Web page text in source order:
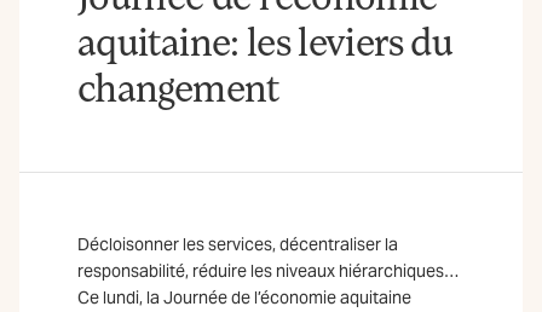
aquitaine: les leviers du
changement
Décloisonner les services, décentraliser la
responsabilité, réduire les niveaux hiérarchiques…
Ce lundi, la Journée de l’économie aquitaine